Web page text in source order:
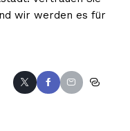
wir werden es für